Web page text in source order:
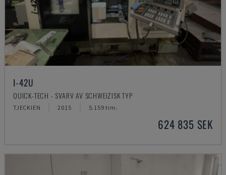
I-42U
QUICK-TECH - SVARV AV SCHWEIZISK TYP
TJECKIEN 2015 5.159 tim.
624 835 SEK